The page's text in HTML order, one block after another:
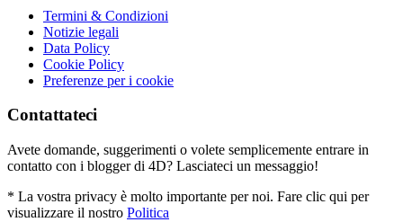
Termini & Condizioni
Notizie legali
Data Policy
Cookie Policy
Preferenze per i cookie
Contattateci
Avete domande, suggerimenti o volete semplicemente entrare in
contatto con i blogger di 4D? Lasciateci un messaggio!
* La vostra privacy è molto importante per noi. Fare clic qui per
visualizzare il nostro Politica